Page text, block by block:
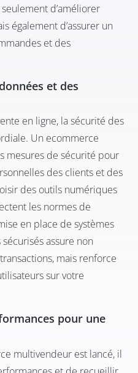
d’améliorer
également d’assurer un
et des
et des
en ligne, la sécurité des
Un ecommerce
mesures de sécurité pour
des clients et des
des outils numériques
les normes de
en place de systèmes
assure non
mais renforce
sur votre
pour une
multivendeur est lancé, il